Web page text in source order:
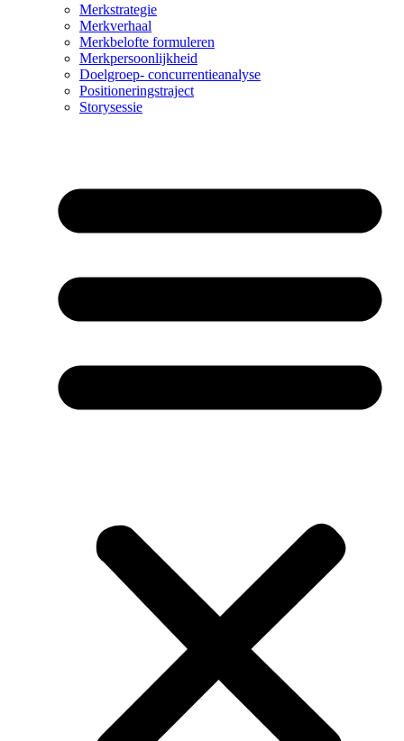
Merkstrategie
Merkverhaal
Merkbelofte formuleren
Merkpersoonlijkheid
Doelgroep- concurrentieanalyse
Positioneringstraject
Storysessie